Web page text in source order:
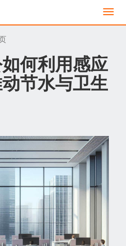
切
换
何利用感应
节水与卫生